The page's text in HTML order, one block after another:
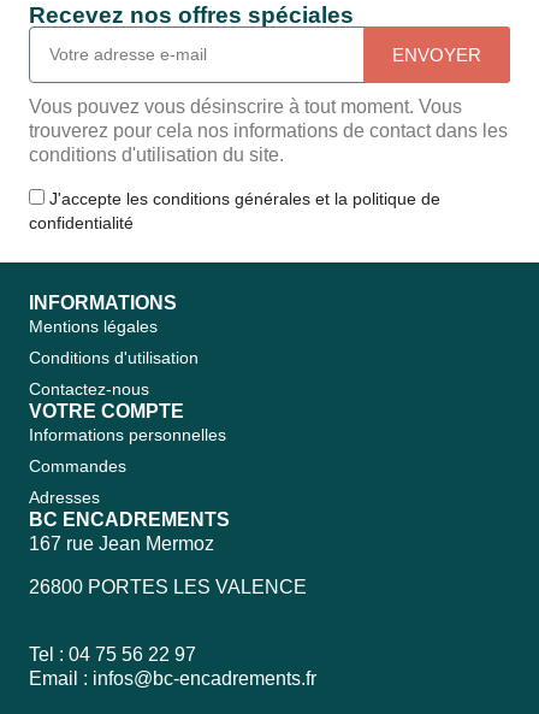
Recevez nos offres spéciales
Vous pouvez vous désinscrire à tout moment. Vous
trouverez pour cela nos informations de contact dans les
conditions d'utilisation du site.
J'accepte les conditions générales et la politique de
confidentialité
ENVOYER
INFORMATIONS
Mentions légales
Conditions d'utilisation
Contactez-nous
VOTRE COMPTE
Informations personnelles
Commandes
Adresses
BC ENCADREMENTS
167 rue Jean Mermoz
26800 PORTES LES VALENCE
Tel : 04 75 56 22 97
Email : infos@bc-encadrements.fr